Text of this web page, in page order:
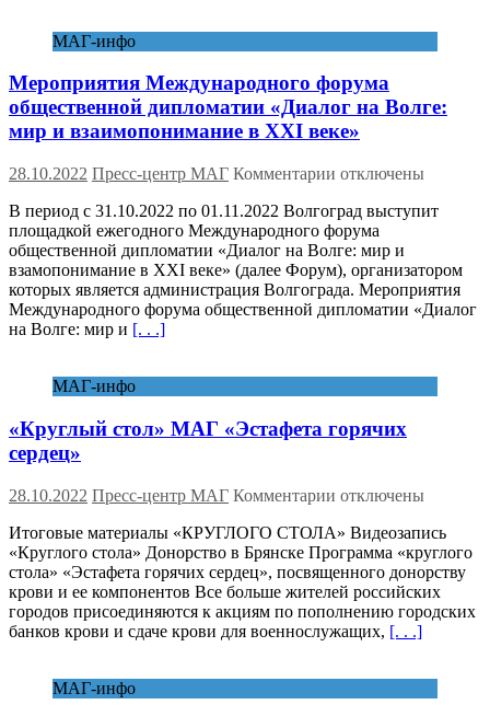
ГОРОДОВ:
ВЫЗОВЫ,
РЕШЕНИЯ»
МАГ-инфо
Мероприятия Международного форума
общественной дипломатии «Диалог на Волге:
мир и взаимопонимание в XXI веке»
28.10.2022 Пресс-центр МАГ Комментарии к
Мероприятия
Международного
форума
общественной
дипломатии
«Диалог
в XXI веке»
отключены
В период с 31.10.2022 по 01.11.2022 Волгоград выступит
площадкой ежегодного Международного форума
общественной дипломатии «Диалог на Волге: мир и
взамопонимание в XXI веке» (далее Форум), организатором
которых является администрация Волгограда. Мероприятия
Международного форума общественной дипломатии «Диалог
на Волге: мир и [. . .]
МАГ-инфо
«Круглый стол» МАГ «Эстафета горячих
сердец»
28.10.2022 Пресс-центр МАГ Комментарии к
«Круглый
стол»
МАГ
«Эстафета
горячих
сердец»
отключены
Итоговые материалы «КРУГЛОГО СТОЛА» Видеозапись
«Круглого стола» Донорство в Брянске Программа «круглого
стола» «Эстафета горячих сердец», посвященного донорству
крови и ее компонентов Все больше жителей российских
городов присоединяются к акциям по пополнению городских
банков крови и сдаче крови для военнослужащих, [. . .]
МАГ-инфо